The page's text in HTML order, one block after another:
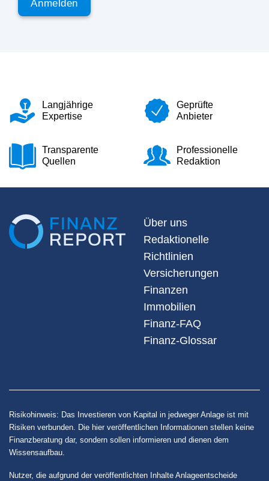
Langjährige
Expertise
Geprüfte
Anbieter
Transparente
Quellen
Professionelle
Redaktion
Über uns
Redaktionelle
Richtlinien
Versicherungen
Finanzen
Immobilien
Finanz-FAQ
Finanz-Glossar
Risikohinweis: Das Investieren von Kapital in jedweger Anlage ist mit
Risiken verbunden. Die hier veröffentlichen Informationen stellen keine
Finanzberatung dar, sondern sollen informieren und dienen dem
Wissensaufbau.
Nutzer, die aufgrund der veröffentlichten Inhalte Anlageentscheide